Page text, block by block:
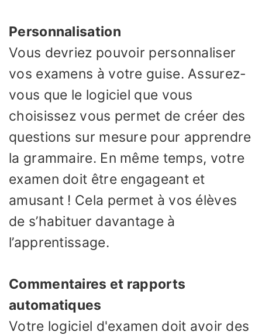
Personnalisation
Vous devriez pouvoir personnaliser
vos examens à votre guise. Assurez-
vous que le logiciel que vous
choisissez vous permet de créer des
questions sur mesure pour apprendre
la grammaire. En même temps, votre
examen doit être engageant et
amusant ! Cela permet à vos élèves
de s’habituer davantage à
l’apprentissage.
Commentaires et rapports
automatiques
Votre logiciel d'examen doit avoir des